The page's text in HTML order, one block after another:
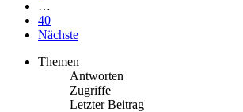
…
40
Nächste
Themen
Antworten
Zugriffe
Letzter Beitrag